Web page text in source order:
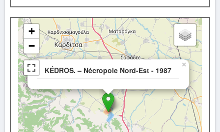
KÉDROS. – Nécropole Nord-Est - 1987
×
+
−